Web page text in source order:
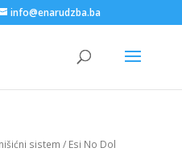
info@enarudzba.ba
sistem / Esi No Dol